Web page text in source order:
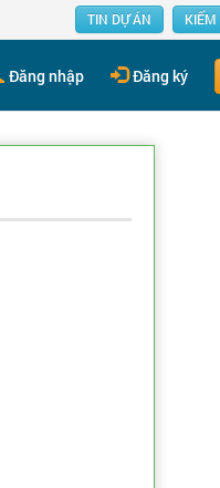
TIN DỰ ÁN KIẾM
Đăng nhập Đăng ký